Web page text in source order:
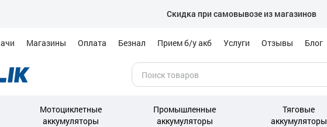
Скидка при самовывозе из магазинов
Магазины Оплата Безнал Прием б/у акб Услуги Отзывы Блог
Мотоциклетные
аккумуляторы
Промышленные
аккумуляторы
Тяговые
аккумуляторы